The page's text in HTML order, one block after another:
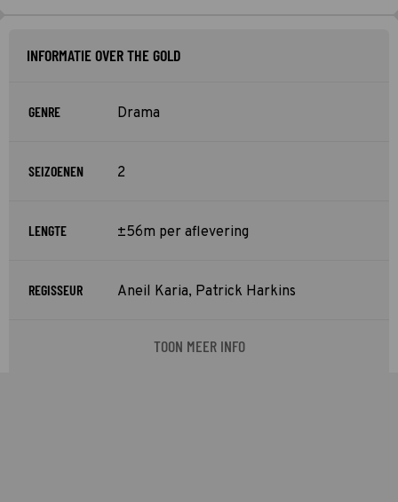
INFORMATIE OVER THE GOLD
GENRE Drama
SEIZOENEN 2
LENGTE ±56m per aflevering
REGISSEUR Aneil Karia, Patrick Harkins
TOON MEER INFO